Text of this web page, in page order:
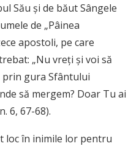
Său şi de băut Sângele
de „Pâinea
apostoli, pe care
„Nu vreţi şi voi să
prin gura Sfântului
să mergem? Doar Tu ai
6, 67-68).
loc în inimile lor pentru